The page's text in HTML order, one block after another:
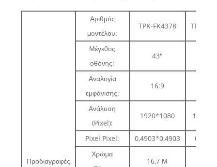
Προδιαγραφές
Αριθμός
μοντέλου:
TPK-FK4378 TPK-
Μέγεθος
οθόνης:
43"
Αναλογία
εμφάνισης:
16:9
Ανάλυση
(Pixel):
1920*1080
Pixel Pixel: 0,4903*0,4903
Χρώμα
16,7 Μ